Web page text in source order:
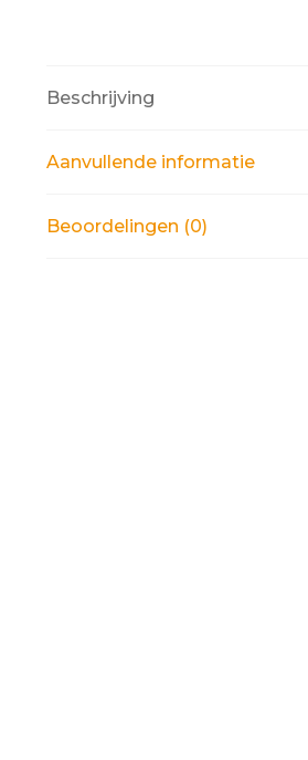
Beschrijving
Aanvullende informatie
Beoordelingen (0)